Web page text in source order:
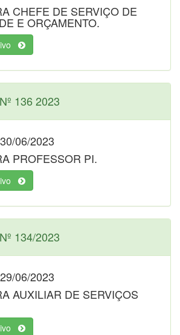
CHEFE DE SERVIÇO DE
E ORÇAMENTO.
136 2023
06/2023
PROFESSOR PI.
134/2023
06/2023
AUXILIAR DE SERVIÇOS